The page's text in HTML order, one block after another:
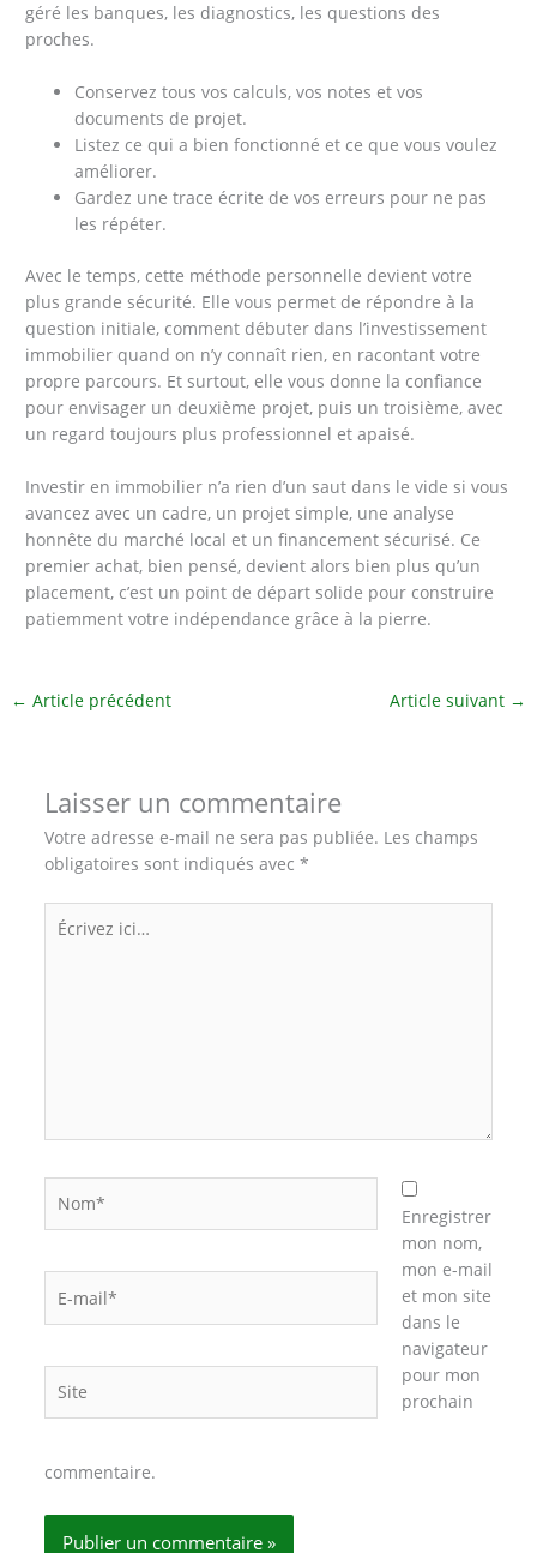
géré les banques, les diagnostics, les questions des
proches.
Conservez tous vos calculs, vos notes et vos
documents de projet.
Listez ce qui a bien fonctionné et ce que vous voulez
améliorer.
Gardez une trace écrite de vos erreurs pour ne pas
les répéter.
Avec le temps, cette méthode personnelle devient votre
plus grande sécurité. Elle vous permet de répondre à la
question initiale, comment débuter dans l’investissement
immobilier quand on n’y connaît rien, en racontant votre
propre parcours. Et surtout, elle vous donne la confiance
pour envisager un deuxième projet, puis un troisième, avec
un regard toujours plus professionnel et apaisé.
Investir en immobilier n’a rien d’un saut dans le vide si vous
avancez avec un cadre, un projet simple, une analyse
honnête du marché local et un financement sécurisé. Ce
premier achat, bien pensé, devient alors bien plus qu’un
placement, c’est un point de départ solide pour construire
patiemment votre indépendance grâce à la pierre.
← Article précédent Article suivant →
Laisser un commentaire
Votre adresse e-mail ne sera pas publiée. Les champs
obligatoires sont indiqués avec *
Écrivez
ici…
mail*
Enregistrer
mon nom,
mon e-mail
et mon site
dans le
navigateur
pour mon
prochain
commentaire.